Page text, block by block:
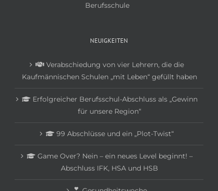
Berufsschule
NEUIGKEITEN
Verabschiedung von vier Lehrern, die die
Kaufmännischen Schulen „mit Leben“ gefüllt haben
Erfolgreicher Berufsschul-Abschluss als „Gewinn
für unsere Region“
99 Abschlüsse und ein „Plot-Twist“
Game Over? Nein – ein neues Level beginnt! –
Abschluss IFK, HSA und HSB